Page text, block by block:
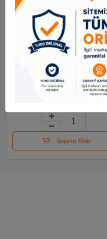
Mas Toplu İğne Nikel
28 Mm 20 Gr 330
Sepete Ekle